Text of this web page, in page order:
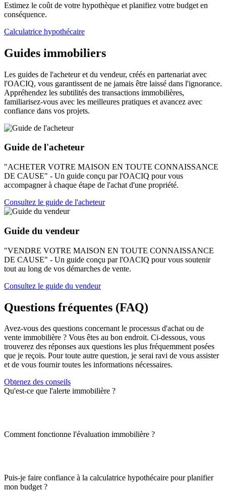
Estimez le coût de votre hypothèque et planifiez votre budget en
conséquence.
Calculatrice hypothécaire
Guides immobiliers
Les guides de l'acheteur et du vendeur, créés en partenariat avec
l'OACIQ, vous garantissent de ne jamais être laissé dans l'ignorance.
Appréhendez les subtilités des transactions immobilières,
familiarisez-vous avec les meilleures pratiques et avancez avec
confiance dans vos projets.
Guide de l'acheteur
"ACHETER VOTRE MAISON EN TOUTE CONNAISSANCE
DE CAUSE" - Un guide conçu par l'OACIQ pour vous
accompagner à chaque étape de l'achat d'une propriété.
Consultez le guide de l'acheteur
Guide du vendeur
"VENDRE VOTRE MAISON EN TOUTE CONNAISSANCE
DE CAUSE" - Un guide conçu par l'OACIQ pour vous soutenir
tout au long de vos démarches de vente.
Consultez le guide du vendeur
Questions fréquentes (FAQ)
Avez-vous des questions concernant le processus d'achat ou de
vente immobilière ? Vous êtes au bon endroit. Ci-dessous, vous
trouverez des réponses aux questions les plus fréquemment posées
que je reçois. Pour toute autre question, je serai ravi de vous assister
et de vous fournir toutes les informations nécessaires.
Obtenez des conseils
Qu'est-ce que l'alerte immobilière ?
Comment fonctionne l'évaluation immobilière ?
Puis-je faire confiance à la calculatrice hypothécaire pour planifier
mon budget ?